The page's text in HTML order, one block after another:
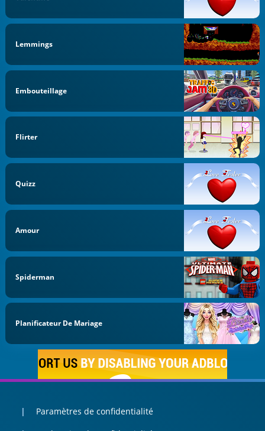
Lemmings
Embouteillage
Flirter
Quizz
Amour
Spiderman
Planificateur De Mariage
Paramètres de confidentialité